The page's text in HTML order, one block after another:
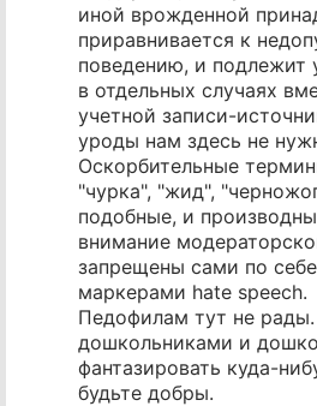
иной врожденной
приравнивается к
поведению, и подлежит
в отдельных случаях
учетной записи-
уроды нам здесь не
Оскорбительные
"чурка", "жид",
подобные, и
внимание
запрещены сами по
маркерами hate speech.
Педофилам тут не
дошкольниками и
фантазировать куда-
будьте добры.